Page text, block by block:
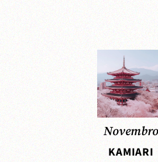
Novembro
KAMIARI